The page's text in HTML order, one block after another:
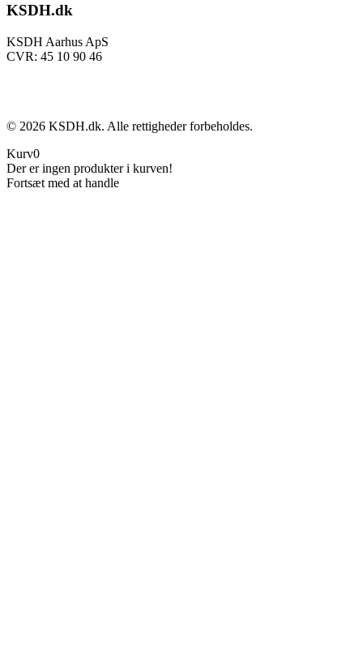
KSDH.dk
KSDH Aarhus ApS
CVR: 45 10 90 46
© 2026 KSDH.dk. Alle rettigheder forbeholdes.
Kurv0
Der er ingen produkter i kurven!
Fortsæt med at handle